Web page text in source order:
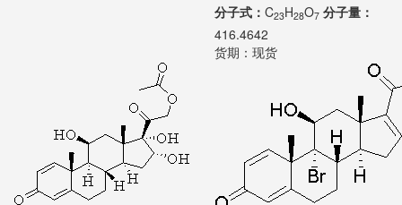
分子式： C23H28O7 分子量：
416.4642
货期： 现货